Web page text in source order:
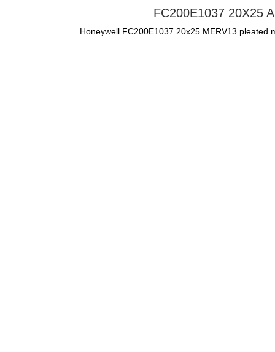
FC200E1037 20X25
Honeywell FC200E1037 20x25 MERV13